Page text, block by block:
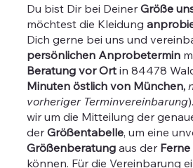
Du bist Dir bei Deiner Größe
möchtest die Kleidung
Dich gerne bei uns und
persönlichen Anprobetermin
Beratung vor Ort in 84478
Minuten östlich von München,
vorheriger Terminvereinbarung
wir um die Mitteilung der
derGrößentabelle, um eine
Größenberatung aus der Ferne
können. Für die Vereinbarung